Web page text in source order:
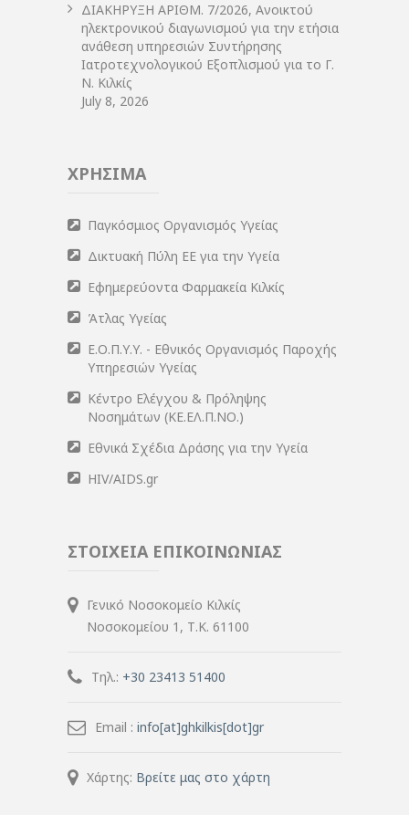
ΔIΑΚΗΡΥΞΗ ΑΡIΘΜ. 7/2026, Ανοικτού
ηλεκτρονικού διαγωνισμού για την ετήσια
ανάθεση υπηρεσιών Συντήρησης
Ιατροτεχνολογικού Εξοπλισμού για το Γ.
Ν. Κιλκίς
July 8, 2026
ΧΡΗΣΙΜΑ
Παγκόσμιος Οργανισμός Υγείας
Δικτυακή Πύλη ΕΕ για την Υγεία
Εφημερεύοντα Φαρμακεία Κιλκίς
Άτλας Υγείας
Ε.Ο.Π.Υ.Υ. - Εθνικός Οργανισμός Παροχής
Υπηρεσιών Υγείας
Κέντρο Ελέγχου & Πρόληψης
Νοσημάτων (ΚΕ.ΕΛ.Π.ΝΟ.)
Εθνικά Σχέδια Δράσης για την Υγεία
HIV/AIDS.gr
ΣΤΟΙΧΕΙΑ ΕΠΙΚΟΙΝΩΝΙΑΣ
Γενικό Νοσοκομείο Κιλκίς
Νοσοκομείου 1, Τ.Κ. 61100
Τηλ.: +30 23413 51400
Email : info[at]ghkilkis[dot]gr
Χάρτης: Βρείτε μας στο χάρτη